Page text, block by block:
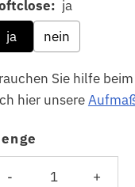
ja
ja
nein
Sie hilfe
hier unsere
will add
- +